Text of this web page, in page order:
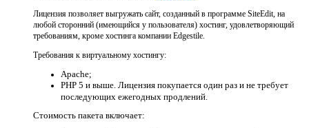
Лицензия позволяет выгружать сайт, созданный в программе SiteEdit, на
любой сторонний (имеющийся у пользователя) хостинг, удовлетворяющий
требованиям, кроме хостинга компании Edgestile.
Требования к виртуальному хостингу:
Apache;
PHP 5 и выше. Лицензия покупается один раз и не требует
последующих ежегодных продлений.
Стоимость пакета включает: